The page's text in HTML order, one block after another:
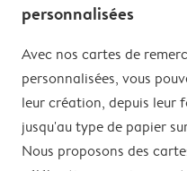
personnalisées
Avec nos cartes de
personnalisées, vous
leur création, depuis leur
jusqu'au type de papier
Nous proposons des